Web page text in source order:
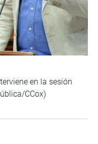
en la sesión
CCox)